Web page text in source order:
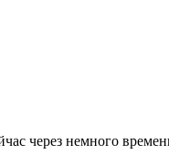
через немного